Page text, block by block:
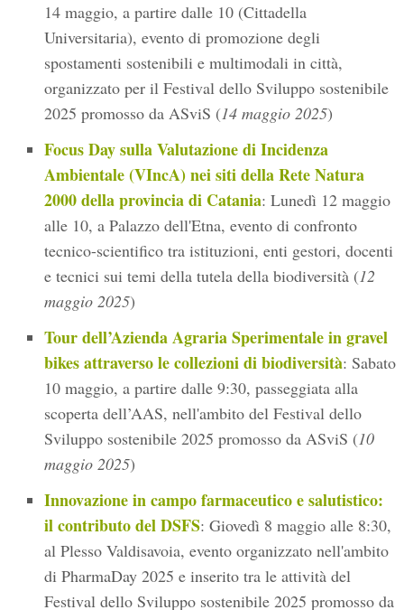
14 maggio, a partire dalle 10 (Cittadella
Universitaria), evento di promozione degli
spostamenti sostenibili e multimodali in città,
organizzato per il Festival dello Sviluppo sostenibile
2025 promosso da ASviS (14 maggio 2025)
Focus Day sulla Valutazione di Incidenza
Ambientale (VIncA) nei siti della Rete Natura
2000 della provincia di Catania: Lunedì 12 maggio
alle 10, a Palazzo dell'Etna, evento di confronto
tecnico-scientifico tra istituzioni, enti gestori, docenti
e tecnici sui temi della tutela della biodiversità (12
maggio 2025)
Tour dell’Azienda Agraria Sperimentale in gravel
bikes attraverso le collezioni di biodiversità: Sabato
10 maggio, a partire dalle 9:30, passeggiata alla
scoperta dell’AAS, nell'ambito del Festival dello
Sviluppo sostenibile 2025 promosso da ASviS (10
maggio 2025)
Innovazione in campo farmaceutico e salutistico:
il contributo del DSFS: Giovedì 8 maggio alle 8:30,
al Plesso Valdisavoia, evento organizzato nell'ambito
di PharmaDay 2025 e inserito tra le attività del
Festival dello Sviluppo sostenibile 2025 promosso da